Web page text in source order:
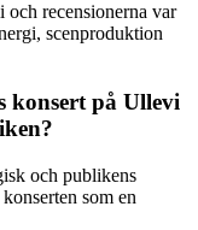
recensionerna var
scenproduktion
konsert på Ullevi
och publikens
som en